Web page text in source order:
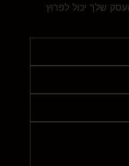
שלך יכול לפרוץ